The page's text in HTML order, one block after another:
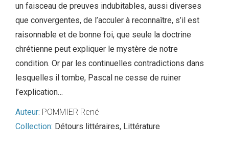
un faisceau de preuves indubitables, aussi diverses
que convergentes, de l’acculer à reconnaître, s’il est
raisonnable et de bonne foi, que seule la doctrine
chrétienne peut expliquer le mystère de notre
condition. Or par les continuelles contradictions dans
lesquelles il tombe, Pascal ne cesse de ruiner
l’explication…
Auteur: POMMIER René
Collection: Détours littéraires, Littérature